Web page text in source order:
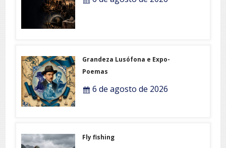
Grandeza Lusófona e Expo-
Poemas
6 de agosto de 2026
Fly fishing